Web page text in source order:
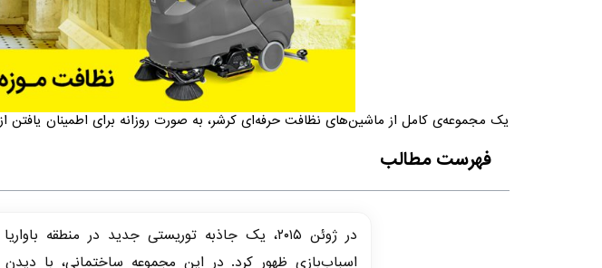
یک مجموعه‌ی کامل از ماشین‌های نظافت حرفه‌ای کرشر، به صورت روزانه برای اطمینان
فهرست مطالب
در ژوئن ۲۰۱۵، یک جاذبه توریستی جدید در منطقه
اسباب‌بازی ظهور کرد. در این مجموعه ساختمانی، با